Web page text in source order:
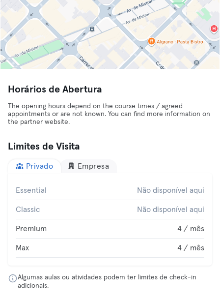
Horários de Abertura
The opening hours depend on the course times / agreed
appointments or are not known. You can find more information on
the partner website.
Limites de Visita
Privado Empresa
Essential Não disponível aqui
Classic Não disponível aqui
Premium 4 / mês
Max 4 / mês
Algumas aulas ou atividades podem ter limites de check-in
adicionais.